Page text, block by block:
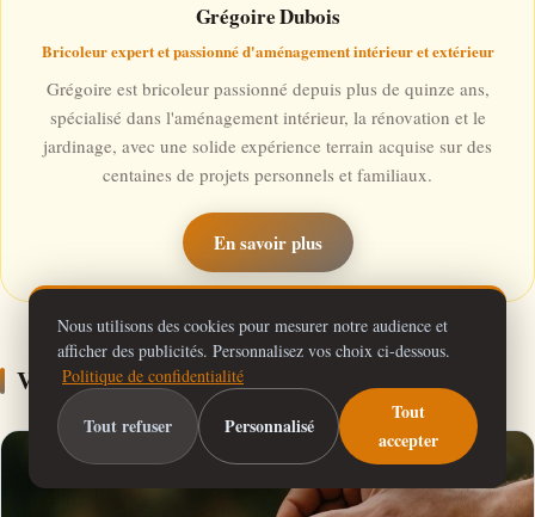
Grégoire Dubois
Bricoleur expert et passionné d'aménagement intérieur et extérieur
Grégoire est bricoleur passionné depuis plus de quinze ans,
spécialisé dans l'aménagement intérieur, la rénovation et le
jardinage, avec une solide expérience terrain acquise sur des
centaines de projets personnels et familiaux.
En savoir plus
Vous devriez aussi aimer…
Nous utilisons des cookies pour mesurer notre audience et
afficher des publicités. Personnalisez vos choix ci-dessous.
Politique de confidentialité
Tout refuser Personnalisé
Tout
accepter